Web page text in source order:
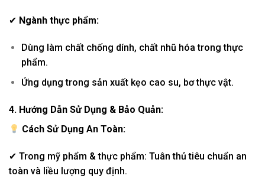
✔ Ngành thực phẩm:
Dùng làm chất chống dính, chất nhũ hóa trong thực
phẩm.
Ứng dụng trong sản xuất kẹo cao su, bơ thực vật.
4. Hướng Dẫn Sử Dụng & Bảo Quản:
Cách Sử Dụng An Toàn:
✔ Trong mỹ phẩm & thực phẩm: Tuân thủ tiêu chuẩn an
toàn và liều lượng quy định.